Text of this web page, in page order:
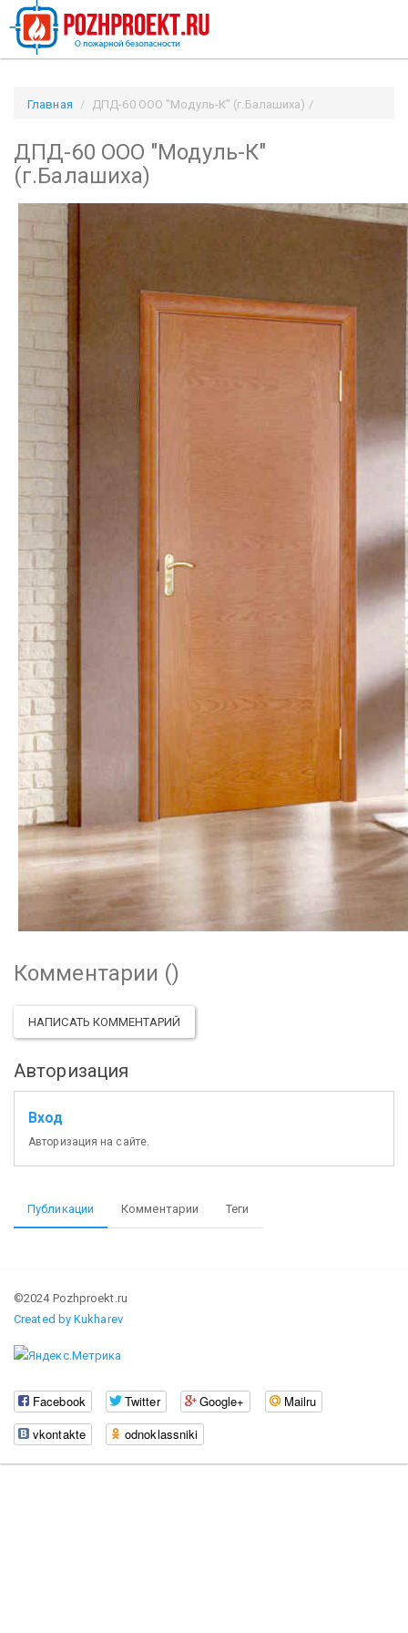
Главная
ДПД-60 ООО "Модуль-К" (г.Балашиха) /
ДПД-60 ООО "Модуль-К"
(г.Балашиха)
Комментарии ()
НАПИСАТЬ КОММЕНТАРИЙ
Авторизация
Вход
Авторизация на сайте.
Публикации Комментарии Теги
©2024 Pozhproekt.ru
Created by Kukharev
Facebook Twitter Google+
Mailru
vkontakte
odnoklassniki